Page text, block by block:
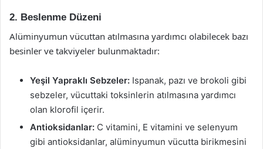
2. Beslenme Düzeni
Alüminyumun vücuttan atılmasına yardımcı olabilecek bazı
besinler ve takviyeler bulunmaktadır:
Yeşil Yapraklı Sebzeler: Ispanak, pazı ve brokoli gibi
sebzeler, vücuttaki toksinlerin atılmasına yardımcı
olan klorofil içerir.
Antioksidanlar: C vitamini, E vitamini ve selenyum
gibi antioksidanlar, alüminyumun vücutta birikmesini